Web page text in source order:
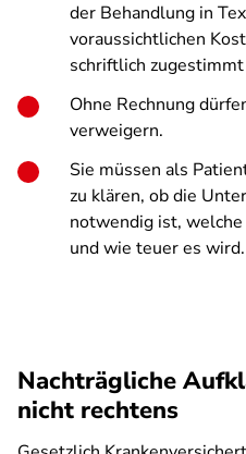
der Behandlung in
voraussichtlichen
schriftlich zugestimmt
Ohne Rechnung
verweigern.
Sie müssen als
zu klären, ob die
notwendig ist,
und wie teuer es wird.
Nachträgliche
nicht rechtens